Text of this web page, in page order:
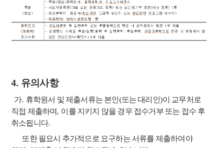
4. 유의사항
가. 휴학원서 및 제출서류는 본인(또는 대리인)이 교무처로
직접 제출하며, 이를 지키지 않을 경우 접수거부 또는 접수 후
취소됩니다.
또한 필요시 추가적으로 요구하는 서류를 제출하여야